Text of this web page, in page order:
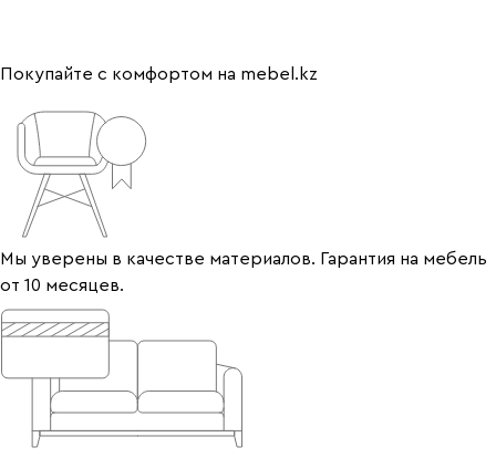
Покупайте с комфортом на mebel.kz
Мы уверены в качестве материалов. Гарантия на мебель
от 10 месяцев.